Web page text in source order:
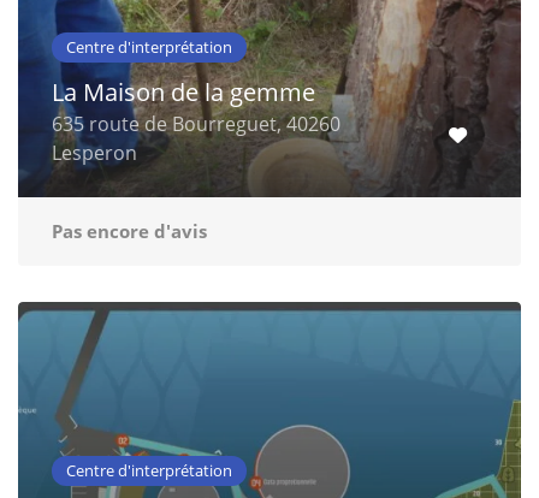
Centre d'interprétation
La Maison de la gemme
635 route de Bourreguet, 40260
Lesperon
Pas encore d'avis
Centre d'interprétation